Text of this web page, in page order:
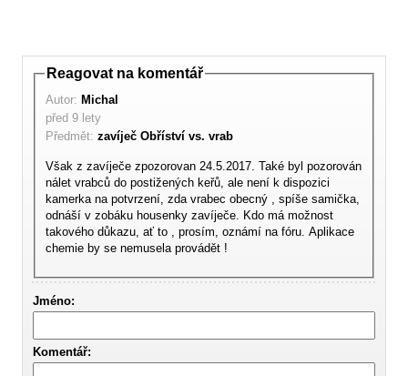
Reagovat na komentář
Autor: Michal
před 9 lety
Předmět: zavíječ Obříství vs. vrab
Však z zavíječe zpozorovan 24.5.2017. Také byl pozorován
nálet vrabců do postižených keřů, ale není k dispozici
kamerka na potvrzení, zda vrabec obecný , spíše samička,
odnáší v zobáku housenky zavíječe. Kdo má možnost
takového důkazu, ať to , prosím, oznámí na fóru. Aplikace
chemie by se nemusela provádět !
Jméno:
Komentář: